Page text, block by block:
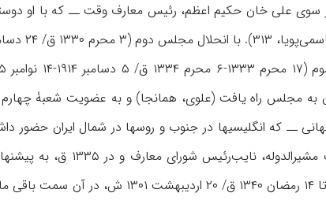
در ۱۳۲۹ ق، از سوی علی خان حکیم اعظم، رئیس معارف وقت ــ که
به مجلس راه یافت (علوی، همانجا) و به عضویت شعبۀ
ــ که انگلیسیها در جنوب و روسها در شمال ایران حضور
در ۱۳۳۴ ق، در دولت